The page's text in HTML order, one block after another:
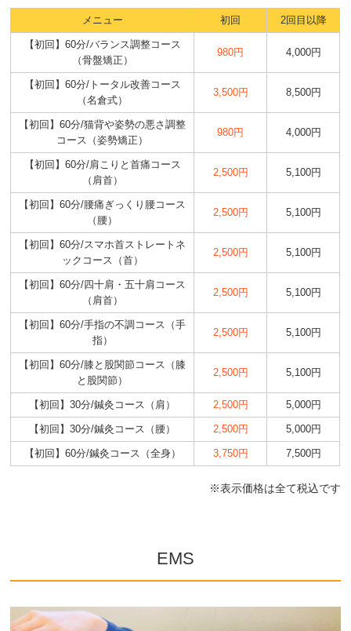
メニュー 初回 2回目以降
【初回】60分/バランス調整コース
（骨盤矯正）
980円 4,000円
【初回】60分/トータル改善コース
（名倉式）
3,500円 8,500円
【初回】60分/猫背や姿勢の悪さ調整
コース（姿勢矯正）
980円 4,000円
【初回】60分/肩こりと首痛コース
（肩首）
2,500円 5,100円
【初回】60分/腰痛ぎっくり腰コース
（腰）
2,500円 5,100円
【初回】60分/スマホ首ストレートネ
ックコース（首）
2,500円 5,100円
【初回】60分/四十肩・五十肩コース
（肩首）
2,500円 5,100円
【初回】60分/手指の不調コース（手
指）
2,500円 5,100円
【初回】60分/膝と股関節コース（膝
と股関節）
2,500円 5,100円
【初回】30分/鍼灸コース（肩） 2,500円 5,000円
【初回】30分/鍼灸コース（腰） 2,500円 5,000円
【初回】60分/鍼灸コース（全身） 3,750円 7,500円
※表示価格は全て税込です
EMS